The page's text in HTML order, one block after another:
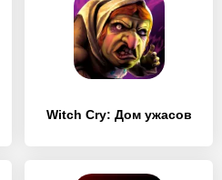
Witch Cry: Дом ужасов